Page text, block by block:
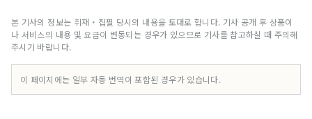
은 없습니까. 그리고, 전한 결과, 새롭게 누군가가
무언가에 연결된다. 그것이 "좋은 것"이 아닐까 생
수 있도록 '달기, 연결, 연결'을 컨셉으로 효고의 좋
은 것을 발굴하고 고객과 효고현내 지역 사이의 거
리가 굉장히 줄어드는 정보 전화를 걸겠습니다.
본 기사의 정보는 취재・집필 당시의 내용을 토대로 합니다. 기사 공개 후 상품이
나 서비스의 내용 및 요금이 변동되는 경우가 있으므로 기사를 참고하실 때 주의해
주시기 바랍니다.
이 페이지에는 일부 자동 번역이 포함된 경우가 있습니다.